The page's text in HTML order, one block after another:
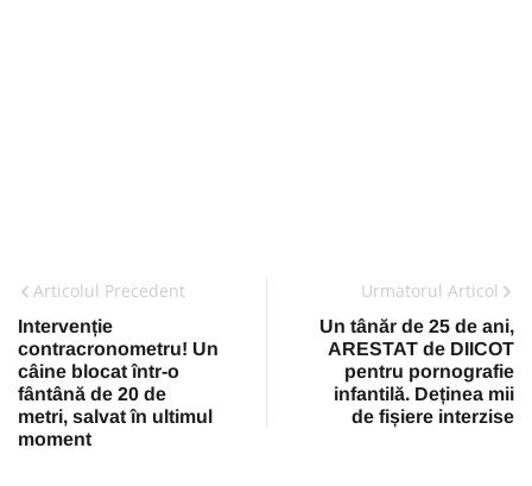
Articolul Precedent
Intervenție
contracronometru! Un
câine blocat într-o
fântână de 20 de
metri, salvat în ultimul
moment
Urmatorul Articol
Un tânăr de 25 de ani,
ARESTAT de DIICOT
pentru pornografie
infantilă. Deținea mii
de fișiere interzise